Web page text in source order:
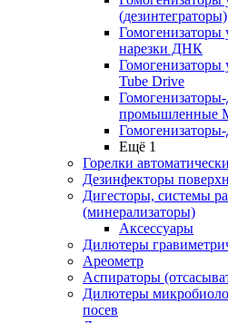
(дезинтеграторы)
Гомогенизаторы
нарезки ДНК
Гомогенизаторы
Tube Drive
промышленные
Ещё 1
Горелки
Дезинфекторы
Дигесторы, системы
(минерализаторы)
Аксессуары
Дилютеры
Ареометр
Аспираторы
Дилютеры
посев